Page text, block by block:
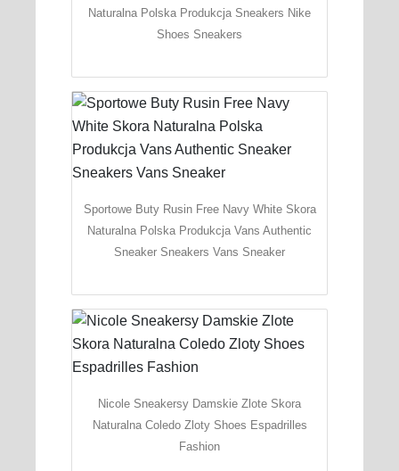
Naturalna Polska Produkcja Sneakers Nike
Shoes Sneakers
Sportowe Buty Rusin Free Navy White Skora
Naturalna Polska Produkcja Vans Authentic
Sneaker Sneakers Vans Sneaker
Nicole Sneakersy Damskie Zlote Skora
Naturalna Coledo Zloty Shoes Espadrilles
Fashion